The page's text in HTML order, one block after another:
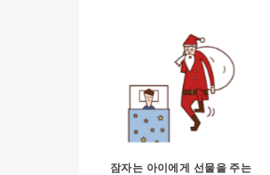
잠자는 아이에게 선물을 주는